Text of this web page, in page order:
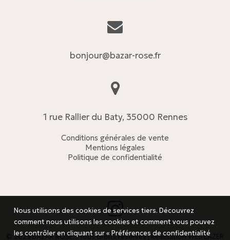
bonjour@bazar-rose.fr
1 rue Rallier du Baty, 35000 Rennes
Conditions générales de vente
Mentions légales
Politique de confidentialité
© 2023 BAZAR ROSE. | Tous droits réservés | RéalisationWEB LAZER
Nous utilisons des cookies de services tiers. Découvrez
comment nous utilisons les cookies et comment vous pouvez
les contrôler en cliquant sur « Préférences de confidentialité